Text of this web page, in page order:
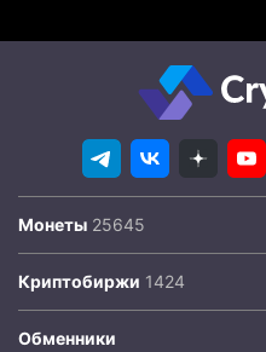
Монеты
Криптобиржи
Обменники